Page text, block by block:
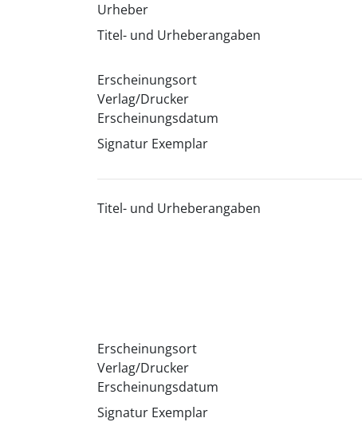
Urheber
Titel- und Urheberangaben
Erscheinungsort
Verlag/Drucker
Erscheinungsdatum
Signatur Exemplar
Titel- und Urheberangaben
Erscheinungsort
Verlag/Drucker
Erscheinungsdatum
Signatur Exemplar